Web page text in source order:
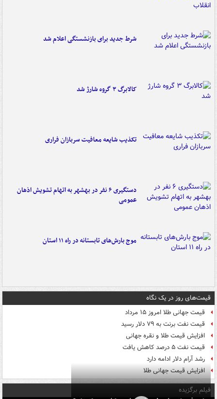
شرط جدید برای بازنشستگی اعلام شد
کالابرگ ۳ گروه شارژ شد
تکذیب شایعه معافیت سربازان فراری
دستگیری ۶ نفر در بهشهر به اتهام تشویش اذهان
عمومی
موج بارش‌های تابستانه در راه ۱۱ استان
قیمت‌های روز در یک نگاه
قیمت جهانی طلا امروز ۱۵ مرداد
قیمت نفت برنت به ۷۹ دلار رسید
افزایش قیمت طلا و نقره جهانی
قیمت نفت ۵ درصد کاهش یافت
رشد آرام دلار ادامه دارد
افزایش قیمت جهانی طلا
فیلم برگزیده